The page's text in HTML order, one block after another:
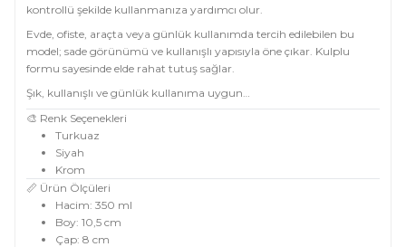
kontrollü şekilde kullanmanıza yardımcı olur.
Evde, ofiste, araçta veya günlük kullanımda tercih edilebilen bu
model; sade görünümü ve kullanışlı yapısıyla öne çıkar. Kulplu
formu sayesinde elde rahat tutuş sağlar.
Şık, kullanışlı ve günlük kullanıma uygun…
🎨 Renk Seçenekleri
Turkuaz
Siyah
Krom
📏 Ürün Ölçüleri
Hacim: 350 ml
Boy: 10,5 cm
Çap: 8 cm